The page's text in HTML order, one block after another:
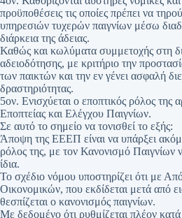
προϋποθέσεις τις οποίες πρέπει να
υπηρεσιών τυχερών παιγνίων μέσω
διάρκεια της άδειας.
Καθώς και κωλύματα συμμετοχής στη
αδειοδότησης, με κριτήριο την
των παικτών και την εν γένει ασφαλή
δραστηριότητας.
5ον. Ενισχύεται ο εποπτικός ρόλος της
Εποπτείας και Ελέγχου Παιγνίων.
Σε αυτό το σημείο να τονισθεί το εξής:
Άποψη της ΕΕΕΠ είναι να υπάρξει
ρόλος της, με τον Κανονισμό Παιγνίων
ίδια.
Το σχέδιο νόμου υποστηρίζει ότι με
Οικονομικών, που εκδίδεται μετά από
θεσπίζεται ο κανονισμός παιγνίων.
Με δεδομένο ότι ρυθμίζεται πλέον